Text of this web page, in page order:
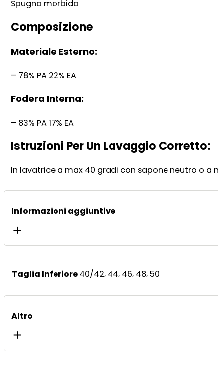
Spugna morbida
Composizione
Materiale Esterno:
– 78% PA 22% EA
Fodera Interna:
– 83% PA 17% EA
Istruzioni Per Un Lavaggio Corretto:
In lavatrice a max 40 gradi con sapone neutro o a
Informazioni aggiuntive
Taglia Inferiore40/42, 44, 46, 48, 50
Altro